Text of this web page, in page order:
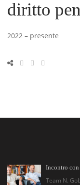
diritto
2022 – presente
Incontro
Team N.